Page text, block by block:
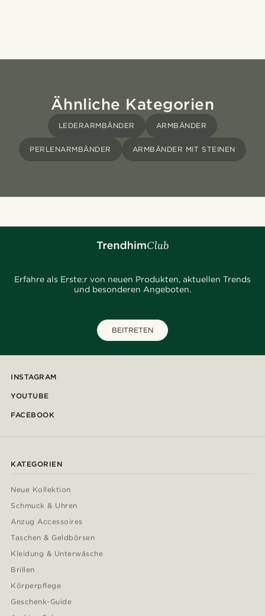
Ähnliche Kategorien
LEDERARMBÄNDER ARMBÄNDER
PERLENARMBÄNDER ARMBÄNDER MIT STEINEN
Erfahre als Erste:r von neuen Produkten, aktuellen Trends
und besonderen Angeboten.
BEITRETEN
INSTAGRAM
YOUTUBE
FACEBOOK
KATEGORIEN
Neue Kollektion
Schmuck & Uhren
Anzug Accessoires
Taschen & Geldbörsen
Kleidung & Unterwäsche
Brillen
Körperpflege
Geschenk-Guide